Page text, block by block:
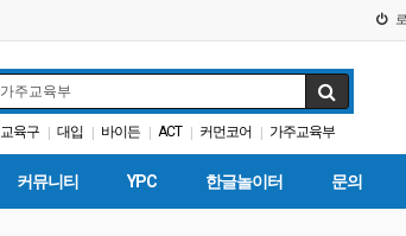
교육구 | 대입 | 바이든 | ACT | 커먼코어 | 가주교육부
| 매그닛 스쿨 | 대학원 | 코로나 | 가주교육신문
커뮤니티 YPC 한글놀이터 문의